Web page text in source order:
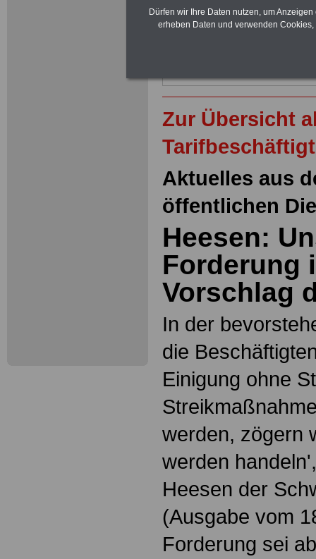
Zur Übersicht
Aktuelles aus
öffentlichen
Heesen:
Forderung
Vorschlag
In der
die
Einigung ohne
werden, zögern
werden
Heesen der
(Ausgabe vom
Forderung sei
Dürfen wir Ihre Daten nutzen, um
erheben Daten und verwenden